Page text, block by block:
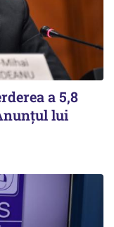
a 5,8
lui